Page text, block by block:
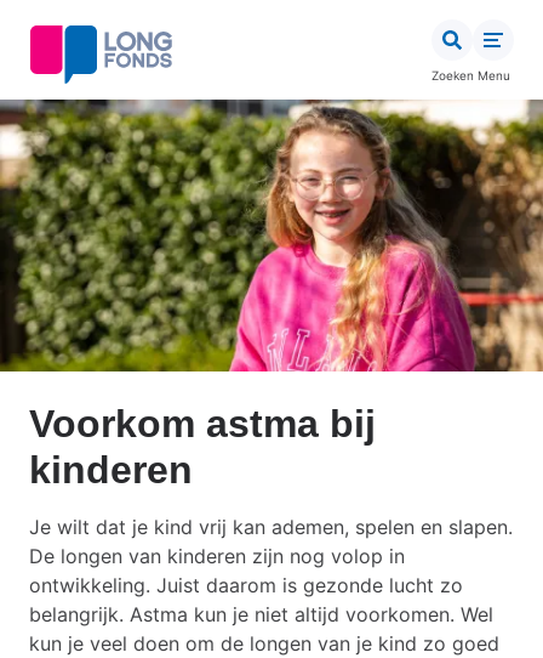
inhoud
gaan
Zoeken Menu
Voorkom astma bij
kinderen
Je wilt dat je kind vrij kan ademen, spelen en slapen.
De longen van kinderen zijn nog volop in
ontwikkeling. Juist daarom is gezonde lucht zo
belangrijk. Astma kun je niet altijd voorkomen. Wel
kun je veel doen om de longen van je kind zo goed